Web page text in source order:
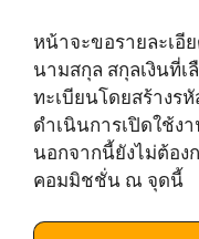
หน้าจะขอรายละเอี
นามสกุล สกุลเงินที่เ
ทะเบียนโดยสร้างร
ดำเนินการเปิดใช้ง
นอกจากนี้ยังไม่ต้อง
คอมมิชชั่น ณ จุดนี้